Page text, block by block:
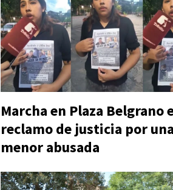
Marcha en Plaza Belgrano
reclamo de justicia por una
menor abusada